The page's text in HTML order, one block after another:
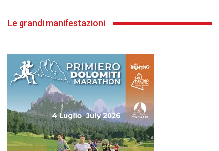
Le grandi manifestazioni